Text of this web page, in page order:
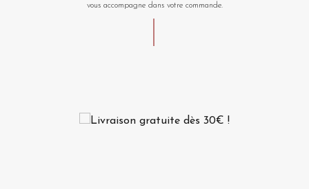
vous accompagne dans votre commande.